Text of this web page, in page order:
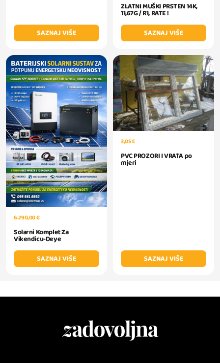
SAZNAJ VIŠE
ZLATNI MUŠKI PRSTEN 14K,
11,67G / R1, RATE !
SAZNAJ VIŠE
6.290,00 €
Solarni Komplet Za
Vikendicu-Deye
SAZNAJ VIŠE
3,05 €
PVC PROZORI I VRATA po
mjeri
SAZNAJ VIŠE